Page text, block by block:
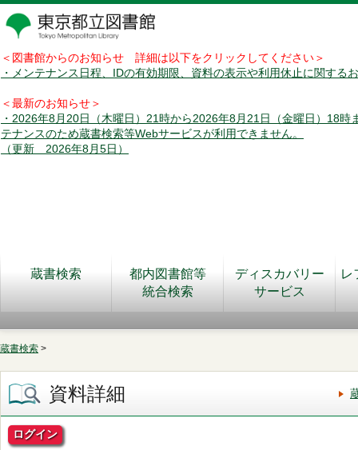
＜図書館からのお知らせ 詳細は以下をクリックしてください＞
・メンテナンス日程、IDの有効期限、資料の表示や利用休止に関する
＜最新のお知らせ＞
・2026年8月20日（木曜日）21時から2026年8月21日（金曜日）18時
テナンスのため蔵書検索等Webサービスが利用できません。
（更新 2026年8月5日）
蔵書検索
都内図書館等
統合検索
ディスカバリー
サービス
レ
蔵書検索 >
資料詳細
ログイン